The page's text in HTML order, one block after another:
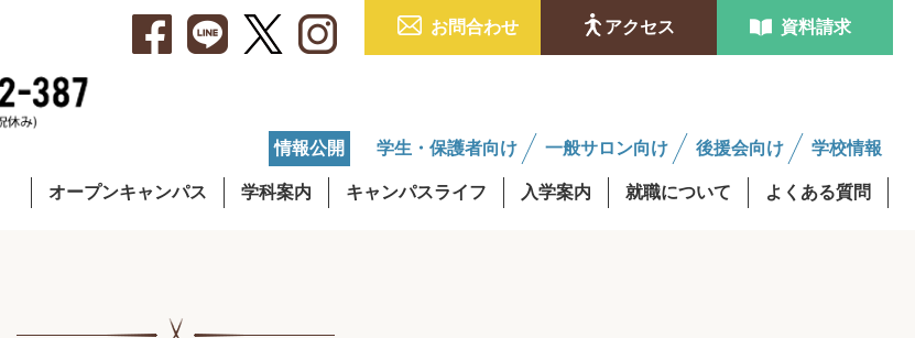
お問合わせ アクセス 資料請求
情報公開 学生・保護者向け 一般サロン向け 後援会向け 学校情報
オープンキャンパス 学科案内 キャンパスライフ 入学案内 就職について よくある質問